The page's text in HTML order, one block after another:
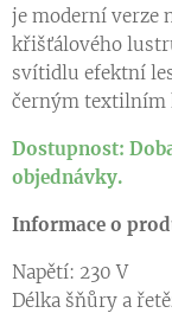
je moderní verze
křišťálového
svítidlu efektní
černým textilním
Dostupnost:
objednávky.
Informace o
Napětí:
Délka šňůry a